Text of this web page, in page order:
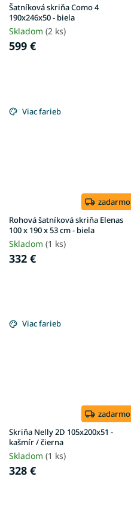
Šatníková skriňa Como 4
190x246x50 - biela
Skladom (2 ks)
599 €
Viac farieb
zadarmo
Rohová šatníková skriňa Elenas
100 x 190 x 53 cm - biela
Skladom (1 ks)
332 €
Viac farieb
zadarmo
Skriňa Nelly 2D 105x200x51 -
kašmír / čierna
Skladom (1 ks)
328 €